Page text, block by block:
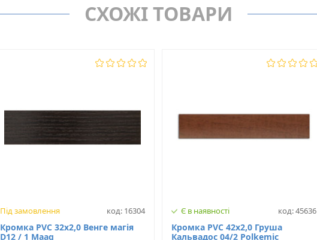
D54/4
Ширина, мм
СХОЖІ ТОВАРИ
Під замовлення код: 16304
Кромка PVC 32х2,0 Венге магія
D12 / 1 Maag
Є в наявності код: 45636
Кромка PVC 42х2,0 Груша
Кальвадос 04/2 Polkemic